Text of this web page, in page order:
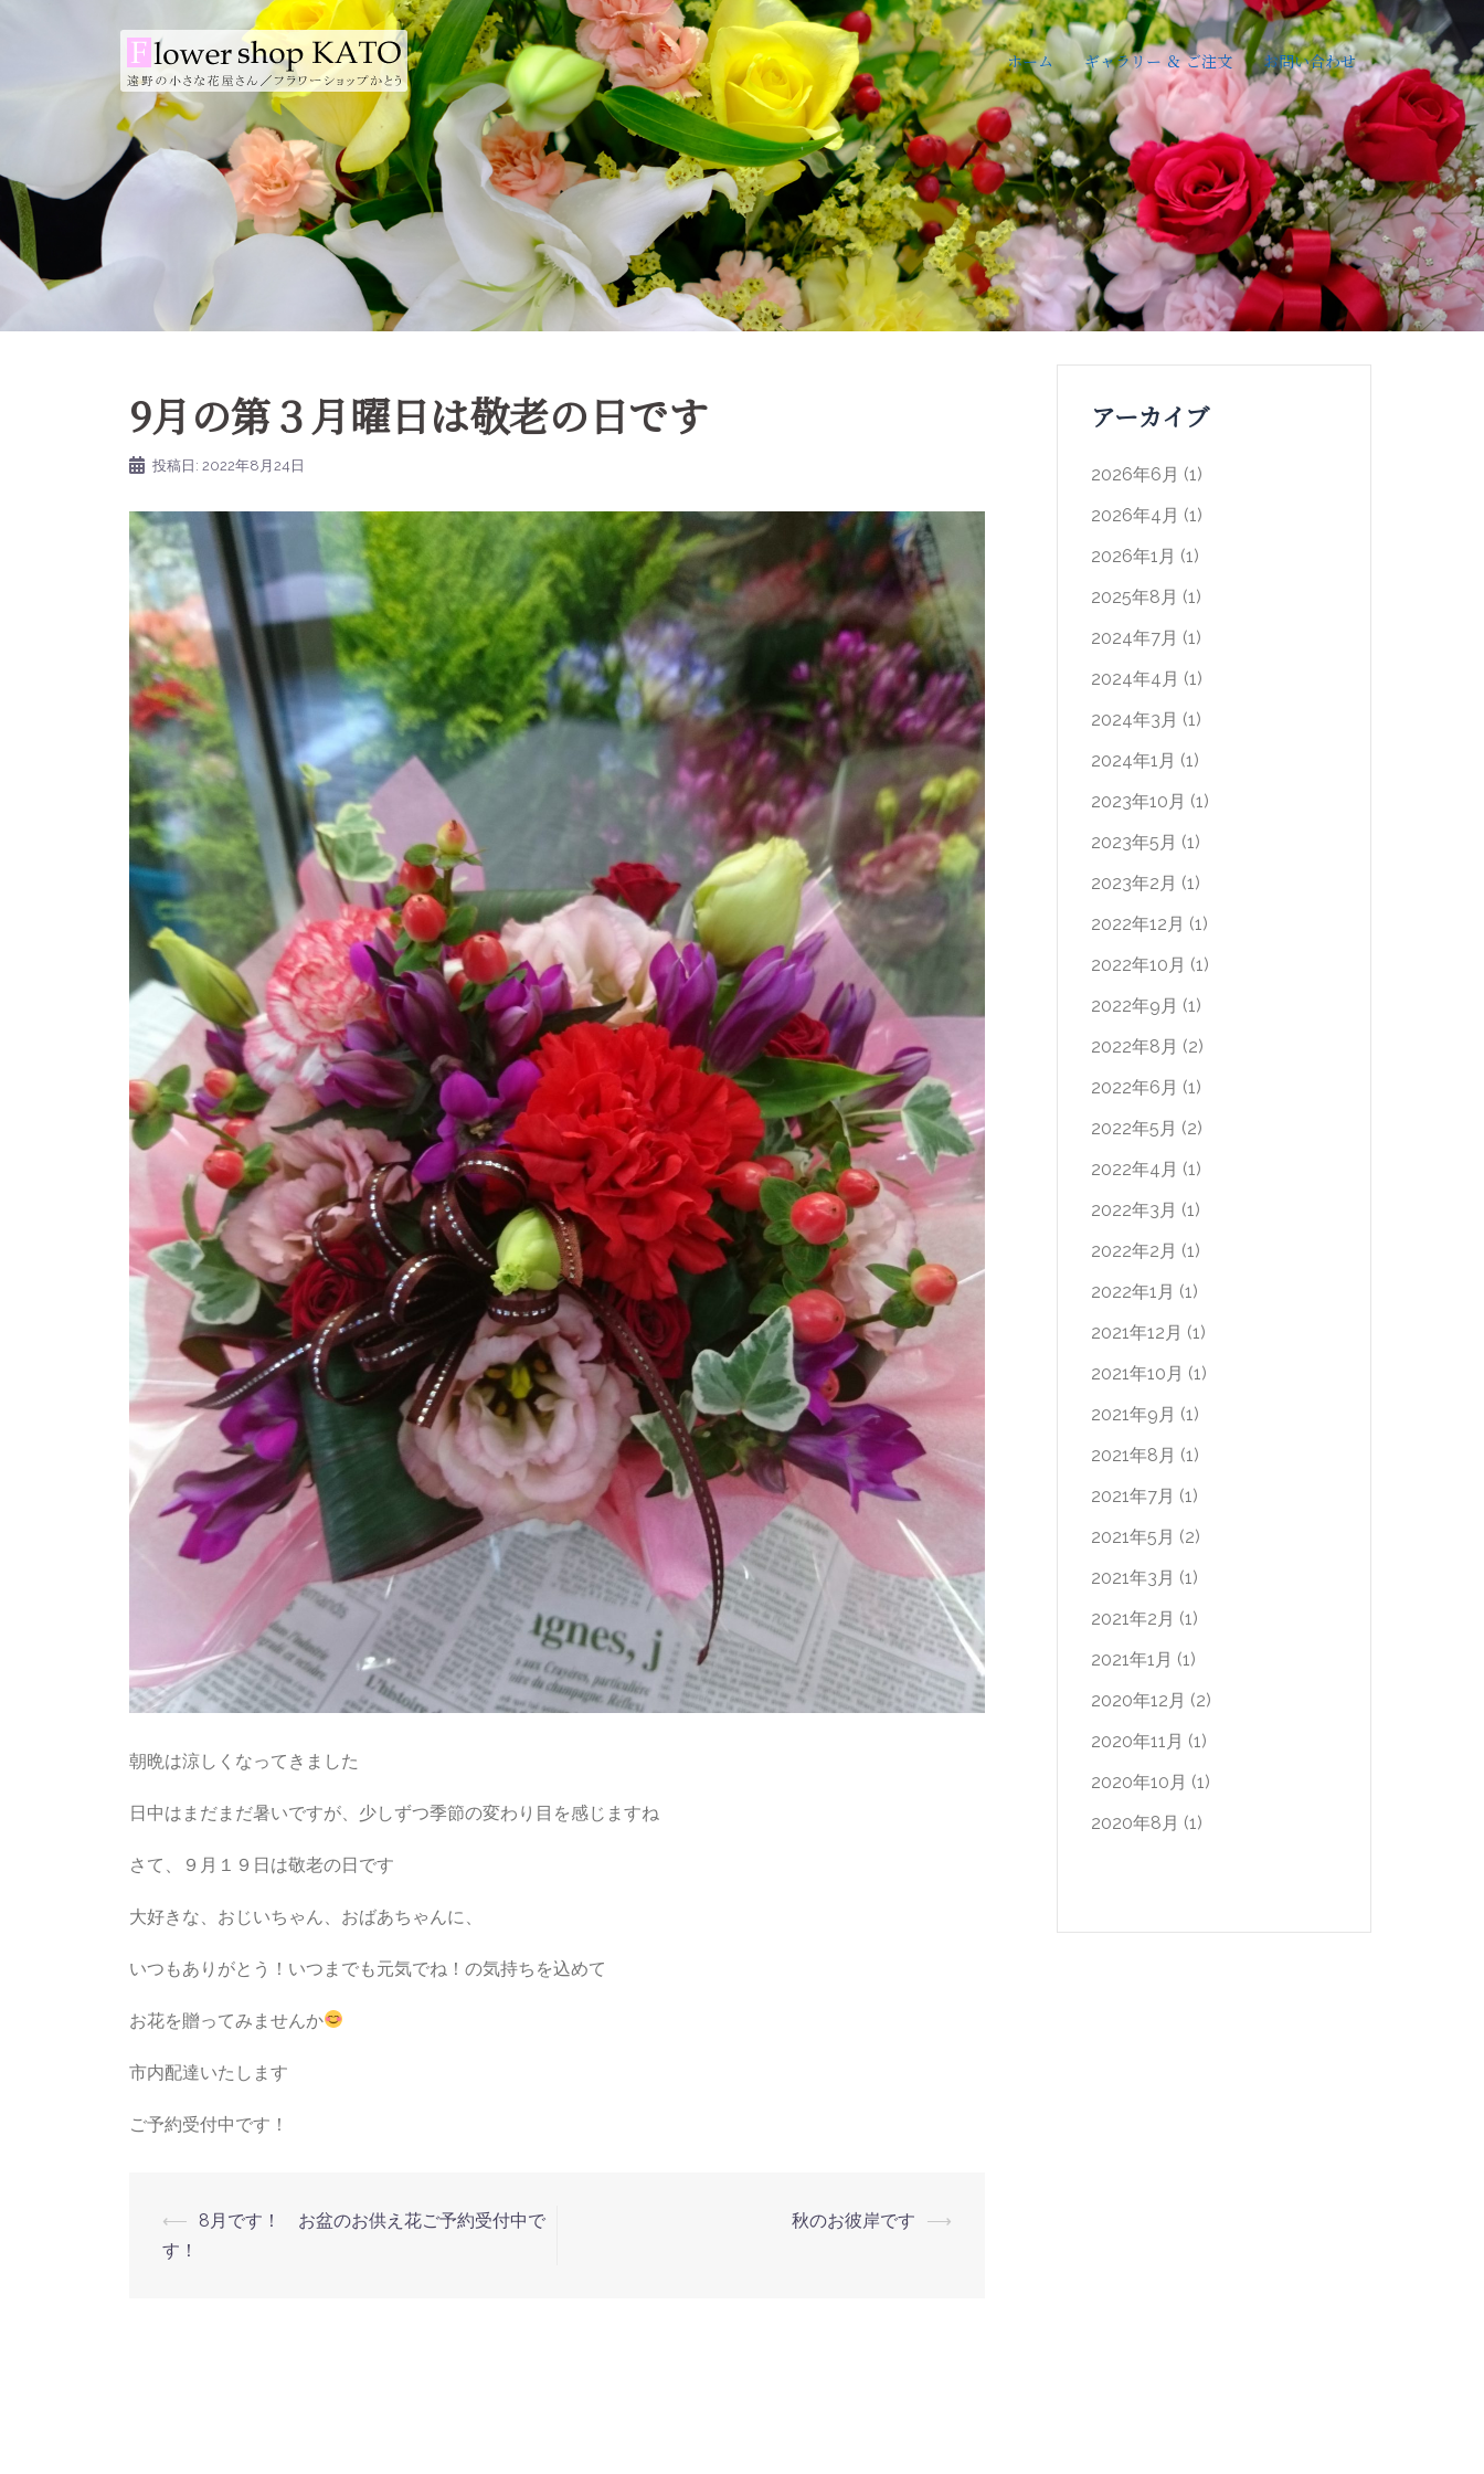
ス
ッ
ホーム ギャラリー ＆ ご注文 お問い合わせ
9月の第３月曜日は敬老の日です
投稿日: 2022年8月24日
朝晩は涼しくなってきました
日中はまだまだ暑いですが、少しずつ季節の変わり目を感じますね
さて、９月１９日は敬老の日です
大好きな、おじいちゃん、おばあちゃんに、
いつもありがとう！いつまでも元気でね！の気持ちを込めて
お花を贈ってみませんか
市内配達いたします
ご予約受付中です！
投
稿
⟵
8月です！ お盆のお供え花ご予約受付中で
す！
秋のお彼岸です ⟶
アーカイブ
2026年6月 (1)
2026年4月 (1)
2026年1月 (1)
2025年8月 (1)
2024年7月 (1)
2024年4月 (1)
2024年3月 (1)
2024年1月 (1)
2023年10月 (1)
2023年5月 (1)
2023年2月 (1)
2022年12月 (1)
2022年10月 (1)
2022年9月 (1)
2022年8月 (2)
2022年6月 (1)
2022年5月 (2)
2022年4月 (1)
2022年3月 (1)
2022年2月 (1)
2022年1月 (1)
2021年12月 (1)
2021年10月 (1)
2021年9月 (1)
2021年8月 (1)
2021年7月 (1)
2021年5月 (2)
2021年3月 (1)
2021年2月 (1)
2021年1月 (1)
2020年12月 (2)
2020年11月 (1)
2020年10月 (1)
2020年8月 (1)